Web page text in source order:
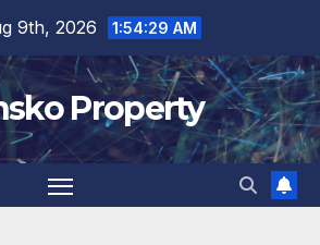
9th, 2026 1:54:29 AM
Property